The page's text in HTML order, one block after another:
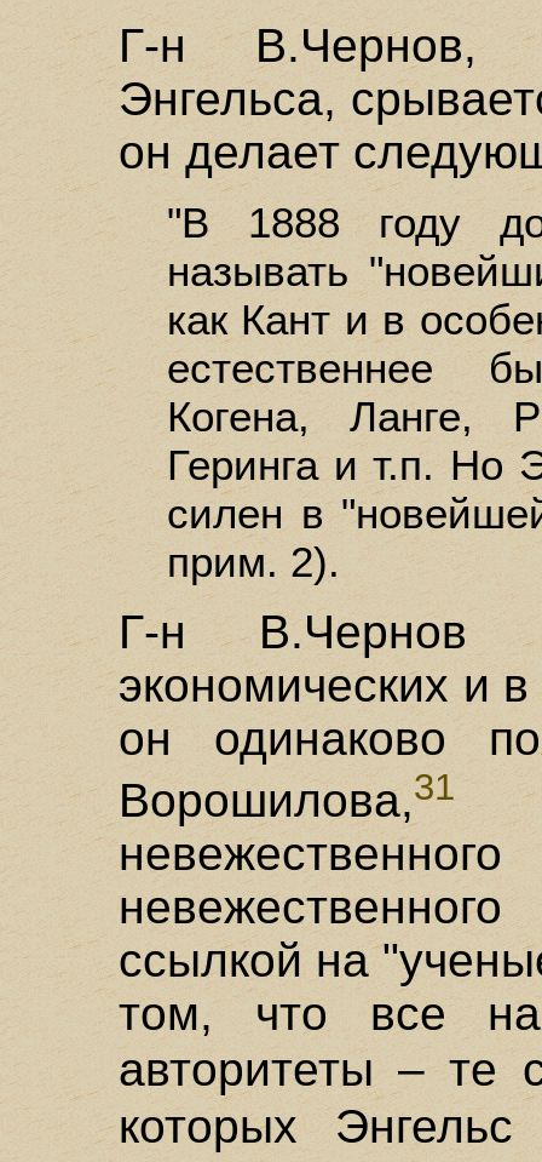
Г-н В.Чернов,
Энгельса,
он делает
"В 1888 году
называть
как Кант и в
естественнее
Когена, Ланге,
Геринга и т.п. Но
силен в
прим. 2).
Г-н
экономических и
он одинаково
Ворошилова,31
ссылкой на
том, что все
авторитеты –
которых